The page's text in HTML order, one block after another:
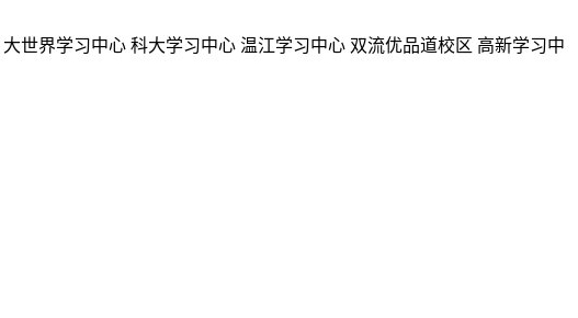
大世界学习中心 科大学习中心 温江学习中心 双流优品道校区 高新学习中